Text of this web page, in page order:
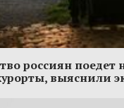
россиян поедет
выяснили